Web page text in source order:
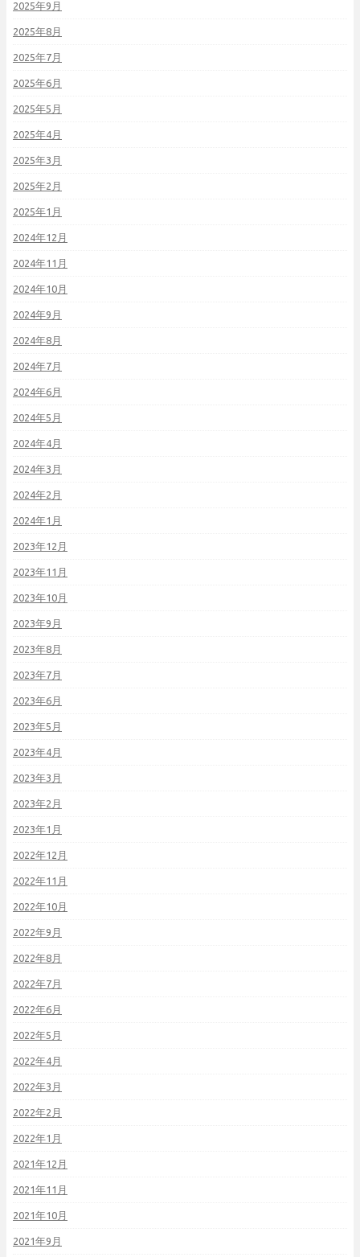
2025年9月
2025年8月
2025年7月
2025年6月
2025年5月
2025年4月
2025年3月
2025年2月
2025年1月
2024年12月
2024年11月
2024年10月
2024年9月
2024年8月
2024年7月
2024年6月
2024年5月
2024年4月
2024年3月
2024年2月
2024年1月
2023年12月
2023年11月
2023年10月
2023年9月
2023年8月
2023年7月
2023年6月
2023年5月
2023年4月
2023年3月
2023年2月
2023年1月
2022年12月
2022年11月
2022年10月
2022年9月
2022年8月
2022年7月
2022年6月
2022年5月
2022年4月
2022年3月
2022年2月
2022年1月
2021年12月
2021年11月
2021年10月
2021年9月